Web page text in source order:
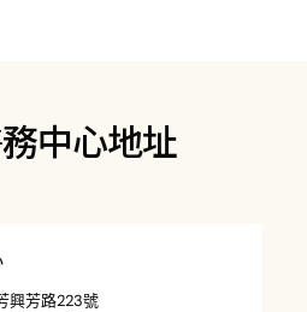
中心地址
興芳路223號